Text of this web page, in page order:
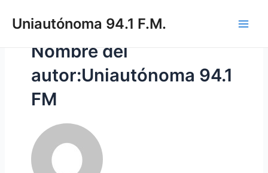
Uniautónoma 94.1 F.M.
Nombre del
autor:Uniautónoma 94.1
FM